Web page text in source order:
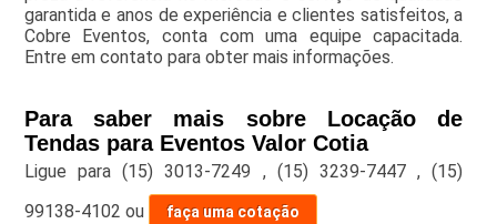
garantida e anos de experiência e clientes satisfeitos, a
Cobre Eventos, conta com uma equipe capacitada.
Entre em contato para obter mais informações.
Para saber mais sobre Locação de
Tendas para Eventos Valor Cotia
Ligue para(15) 3013-7249 , (15) 3239-7447 ,(15)
99138-4102 ou faça uma cotação